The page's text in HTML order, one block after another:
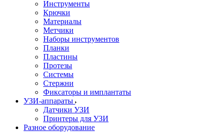
Инструменты
Крючки
Материалы
Метчики
Наборы инструментов
Планки
Пластины
Протезы
Системы
Стержни
Фиксаторы и имплантаты
УЗИ-аппараты
Датчики УЗИ
Принтеры для УЗИ
Разное оборудование